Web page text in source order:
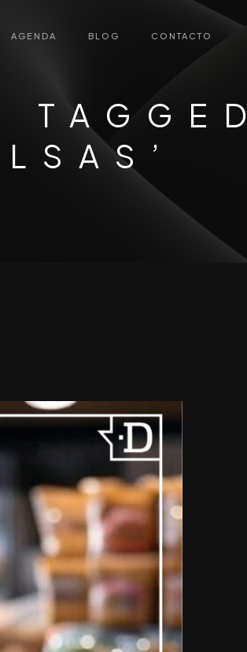
AGENDA BLOG CONTACTO
TAGGED